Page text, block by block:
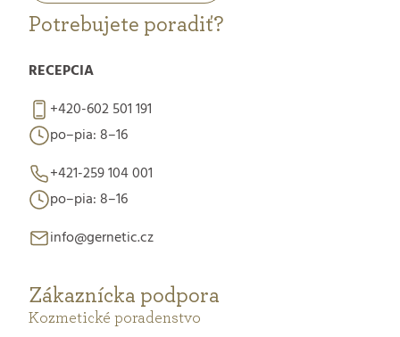
Potrebujete poradiť?
RECEPCIA
+420-602 501 191
po–pia: 8–16
+421-259 104 001
po–pia: 8–16
info@gernetic.cz
Zákaznícka podpora
Kozmetické poradenstvo